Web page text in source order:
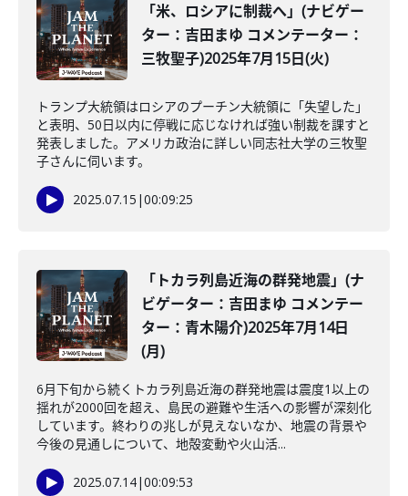
「米、ロシアに制裁へ」(ナビゲー
ター：吉田まゆ コメンテーター：
三牧聖子)2025年7月15日(火)
トランプ大統領はロシアのプーチン大統領に「失望した」
と表明、50日以内に停戦に応じなければ強い制裁を課すと
発表しました。アメリカ政治に詳しい同志社大学の三牧聖
子さんに伺います。
2025.07.15 |00:09:25
「トカラ列島近海の群発地震」(ナ
ビゲーター：吉田まゆ コメンテー
ター：青木陽介)2025年7月14日
(月)
6月下旬から続くトカラ列島近海の群発地震は震度1以上の
揺れが2000回を超え、島民の避難や生活への影響が深刻化
しています。終わりの兆しが見えないなか、地震の背景や
今後の見通しについて、地殻変動や火山活...
2025.07.14|00:09:53